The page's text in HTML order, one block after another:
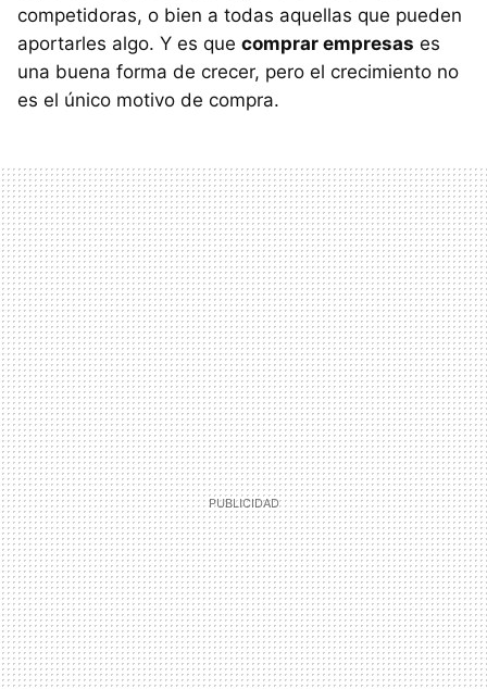
competidoras, o bien a todas aquellas que pueden
aportarles algo. Y es que comprar empresas es
una buena forma de crecer, pero el crecimiento no
es el único motivo de compra.